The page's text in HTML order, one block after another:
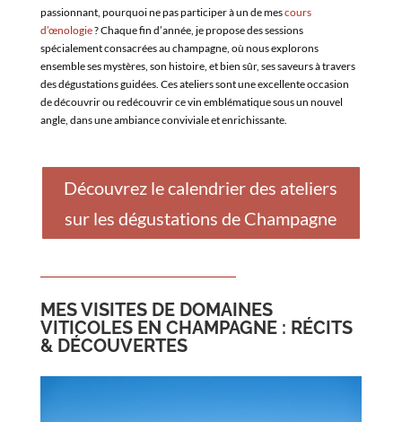
passionnant, pourquoi ne pas participer à un de mescours
d’œnologie? Chaque fin d’année, je propose des sessions
spécialement consacrées au champagne, où nous explorons
ensemble ses mystères, son histoire, et bien sûr, ses saveurs à travers
des dégustations guidées. Ces ateliers sont une excellente occasion
de découvrir ou redécouvrir ce vin emblématique sous un nouvel
angle, dans une ambiance conviviale et enrichissante.
Découvrez le calendrier des ateliers
sur les dégustations de Champagne
MES VISITES DE DOMAINES
VITICOLES EN CHAMPAGNE : RÉCITS
& DÉCOUVERTES